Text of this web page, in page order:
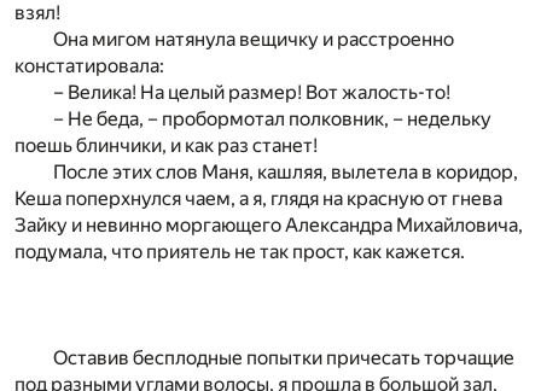
взял!
Она мигом натянула вещичку и расстроенно
констатировала:
– Велика! На целый размер! Вот жалость-то!
– Не беда, – пробормотал полковник, – недельку
поешь блинчики, и как раз станет!
После этих слов Маня, кашляя, вылетела в коридор,
Кеша поперхнулся чаем, а я, глядя на красную от гнева
Зайку и невинно моргающего Александра Михайловича,
подумала, что приятель не так прост, как кажется.
Оставив бесплодные попытки причесать торчащие
под разными углами волосы, я прошла в большой зал,